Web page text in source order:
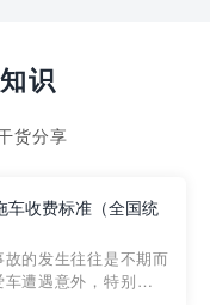
识
货分享
车收费标准（全国统
的发生往往是不期而
遭遇意外，特别是在